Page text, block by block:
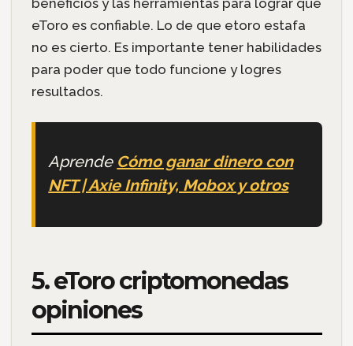
beneficios y las herramientas para lograr que
eToro es confiable. Lo de que etoro estafa
no es cierto. Es importante tener habilidades
para poder que todo funcione y logres
resultados.
Aprende Cómo ganar dinero con
NFT | Axie Infinity, Mobox y otros
5. eToro criptomonedas
opiniones